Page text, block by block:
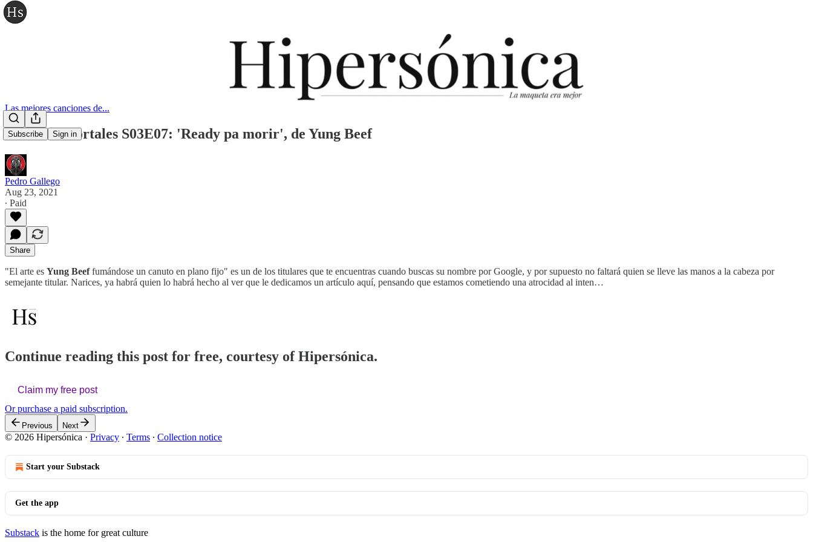
Subscribe Sign in
Las mejores canciones de...
Jitazos inmortales S03E07: 'Ready pa morir', de Yung Beef
Pedro Gallego
Aug 23, 2021
∙ Paid
Share
"El arte es Yung Beeffumándose un canuto en plano fijo" es un de los titulares que te encuentras cuando buscas su nombre por Google, y por supuesto no faltará quien se lleve las manos a la cabeza por
semejante titular. Narices, ya habrá quien lo habrá hecho al ver que le dedicamos un artículo aquí, pensando que estamos cometiendo una atrocidad al inten…
Continue reading this post for free, courtesy of Hipersónica.
Claim my free post
Or purchase a paid subscription.
Previous Next
© 2026 Hipersónica · Privacy ∙ Terms ∙ Collection notice
Start your Substack
Get the app
Substack is the home for great culture